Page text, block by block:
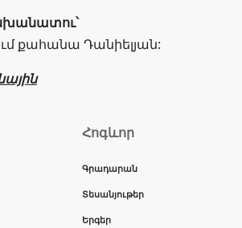
քահանա Դանիելյան:
Հոգևոր
Գրադարան
Տեսանյութեր
Երգեր